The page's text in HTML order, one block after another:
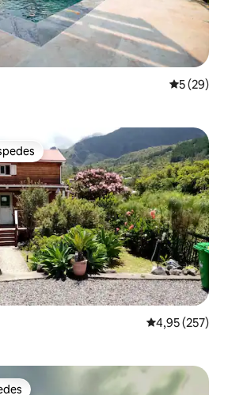
5 de uma
5 (29)
dos hóspedes
4,95 de uma
4,95 (257)